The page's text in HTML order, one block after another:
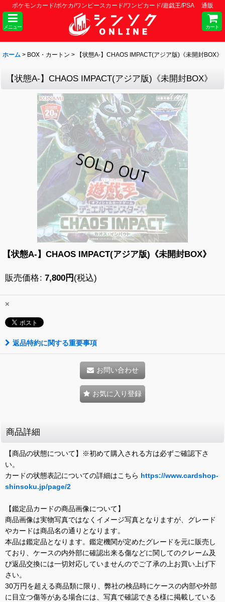
ポケモンカード/ポケカ/ワンピースカード/ワンピカード/遊戯王/PSA 通販
メニュー カート
ホーム > BOX・カートン > 【状態A-】CHAOS IMPACT(アジア版)《未開封BOX》
【状態A-】CHAOS IMPACT(アジア版)《未開封BOX》
【状態A-】CHAOS IMPACT(アジア版)《未開封BOX》
販売価格: 7,800円 (税込)
×
返品特約に関する重要事項
お問い合わせ
お気に入り登録
商品詳細
【商品の状態について】※初めて購入される方は必ずご確認下さ
い。
カードの状態表記についての詳細はこちら https://www.cardshop-
shinsoku.jp/page/2
【鑑定品カードの商品画像について】
商品画像は実物写真ではなくイメージ写真となりますが、グレード
やカードは商品名の通りとなります。
本品は鑑定品となります。鑑定機関が定めたグレードを元に販売し
ており、ケースの内外部に確認出来る傷などに関してのクレーム及
び返品交換には一切対応していませんのでご了承の上お買い上げ下
さい。
30万円を超える商品類に限り、弊社の検品時にケースの内部や外部
に目立つ傷等がある場合には、写真で確認できる様に掲載している